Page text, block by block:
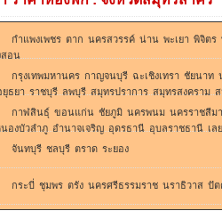
กำแพงเพชร ตาก นครสวรรค์ น่าน พะเยา พิจิตร
สอน
กรุงเทพมหานคร กาญจนบุรี ฉะเชิงเทรา ชัยนาท
ธยา ราชบุรี ลพบุรี สมุทรปราการ สมุทรสงคราม
กาฬสินธุ์ ขอนแก่น ชัยภูมิ นครพนม นครราชสีมา
องบัวลำภู อำนาจเจริญ อุดรธานี อุบลราชธานี เลย
จันทบุรี ชลบุรี ตราด ระยอง
กระบี่ ชุมพร ตรัง นครศรีธรรมราช นราธิวาส ปัต